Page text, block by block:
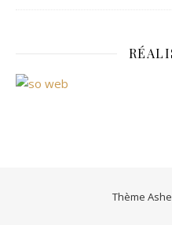
Thème